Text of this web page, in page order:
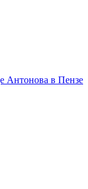
Антонова в Пензе